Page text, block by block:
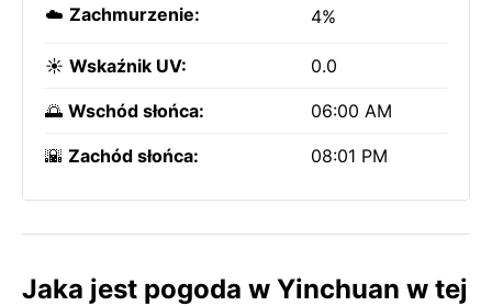
☁️ Zachmurzenie: 4%
☀️ Wskaźnik UV: 0.0
🌅 Wschód słońca: 06:00 AM
🌇 Zachód słońca: 08:01 PM
Jaka jest pogoda w Yinchuan w tej